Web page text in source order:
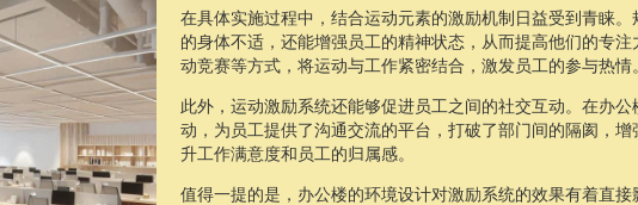
在具体实施过程中，结合运动元素的激励机制日益受到青睐
的身体不适，还能增强员工的精神状态，从而提高他们的专
动竞赛等方式，将运动与工作紧密结合，激发员工的参与热情。
此外，运动激励系统还能够促进员工之间的社交互动。在办
动，为员工提供了沟通交流的平台，打破了部门间的隔阂，
升工作满意度和员工的归属感。
值得一提的是，办公楼的环境设计对激励系统的效果有着直